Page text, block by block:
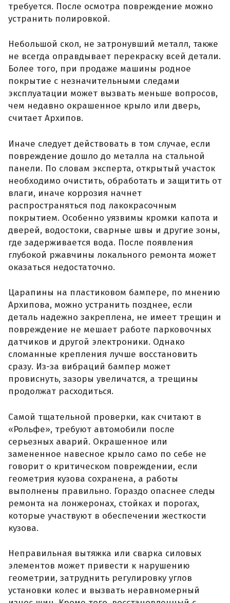
требуется. После осмотра повреждение можно
устранить полировкой.
Небольшой скол, не затронувший металл, также
не всегда оправдывает перекраску всей детали.
Более того, при продаже машины родное
покрытие с незначительными следами
эксплуатации может вызвать меньше вопросов,
чем недавно окрашенное крыло или дверь,
считает Архипов.
Иначе следует действовать в том случае, если
повреждение дошло до металла на стальной
панели. По словам эксперта, открытый участок
необходимо очистить, обработать и защитить от
влаги, иначе коррозия начнет
распространяться под лакокрасочным
покрытием. Особенно уязвимы кромки капота и
дверей, водостоки, сварные швы и другие зоны,
где задерживается вода. После появления
глубокой ржавчины локального ремонта может
оказаться недостаточно.
Царапины на пластиковом бампере, по мнению
Архипова, можно устранить позднее, если
деталь надежно закреплена, не имеет трещин и
повреждение не мешает работе парковочных
датчиков и другой электроники. Однако
сломанные крепления лучше восстановить
сразу. Из-за вибраций бампер может
провиснуть, зазоры увеличатся, а трещины
продолжат расходиться.
Самой тщательной проверки, как считают в
«Рольфе», требуют автомобили после
серьезных аварий. Окрашенное или
замененное навесное крыло само по себе не
говорит о критическом повреждении, если
геометрия кузова сохранена, а работы
выполнены правильно. Гораздо опаснее следы
ремонта на лонжеронах, стойках и порогах,
которые участвуют в обеспечении жесткости
кузова.
Неправильная вытяжка или сварка силовых
элементов может привести к нарушению
геометрии, затруднить регулировку углов
установки колес и вызвать неравномерный